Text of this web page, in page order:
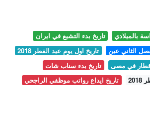
تاريخ بدء التشيع في ايران
بالميلادي
تاريخ اول يوم عيد الفطر 2018
الثاني عين
تاريخ بدء سناب شات
قطار في مصى
تاريخ ايداع رواتب موظفي الراجحي